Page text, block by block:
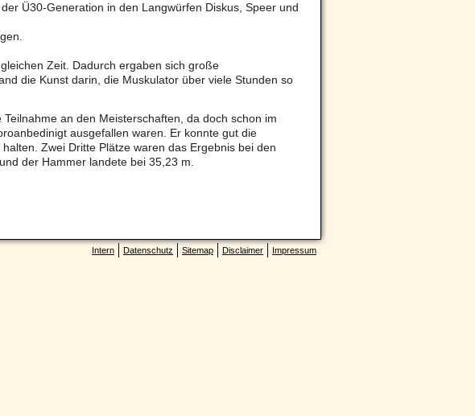
Ü30-Generation in den Langwürfen Diskus, Speer und
Zeit. Dadurch ergaben sich große
die Kunst darin, die Muskulator über viele Stunden so
an den Meisterschaften, da doch schon im
ausgefallen waren. Er konnte gut die
Zwei Dritte Plätze waren das Ergebnis bei den
der Hammer landete bei 35,23 m.
Impressum
Disclaimer
Sitemap
Datenschutz
Intern